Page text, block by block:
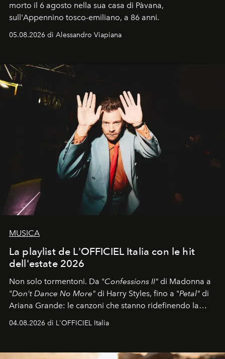
morto il 6 agosto nella sua casa di Pàvana,
sull'Appennino tosco-emiliano, a 86 anni.
05.08.2026 di Alessandro Viapiana
MUSICA
La playlist de L'OFFICIEL Italia con le hit
dell'estate 2026
Non solo tormentoni. Da "Confessions II" di Madonna a
"Don't Dance No More" di Harry Styles, fino a "Petal" di
Ariana Grande: le canzoni che stanno ridefinendo la
colonna sonora della stagione.
04.08.2026 di L'OFFICIEL Italia